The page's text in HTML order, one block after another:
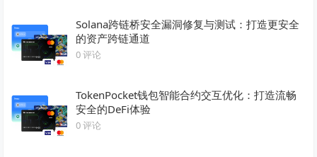
Solana跨链桥安全漏洞修复与测试：打造更安全
的资产跨链通道
0 评论
TokenPocket钱包智能合约交互优化：打造流畅
安全的DeFi体验
0 评论